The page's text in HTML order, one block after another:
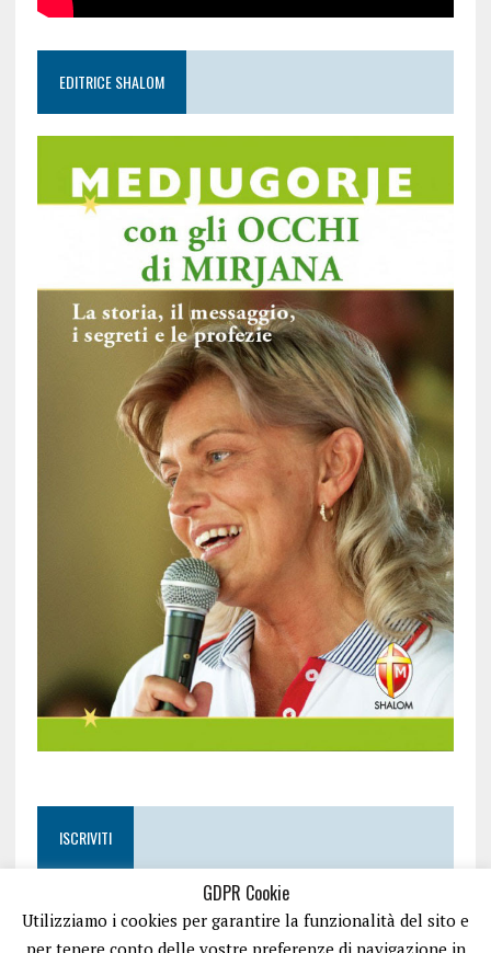
EDITRICE SHALOM
ISCRIVITI
GDPR Cookie
Utilizziamo i cookies per garantire la funzionalità del sito e
per tenere conto delle vostre preferenze di navigazione in